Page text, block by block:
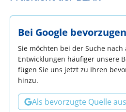
Bei Google bevorzugen
Sie möchten bei der Suche nach
Entwicklungen häufiger unsere
fügen Sie uns jetzt zu Ihren
hinzu.
Als bevorzugte Quelle